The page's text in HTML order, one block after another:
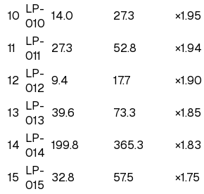
10 LP-
010
14.0 27.3 ×1.95
11
LP-
011
27.3 52.8 ×1.94
12 LP-
012
9.4 17.7 ×1.90
13 LP-
013
39.6 73.3 ×1.85
14 LP-
014
199.8 365.3 ×1.83
15 LP-
015
32.8 57.5 ×1.75